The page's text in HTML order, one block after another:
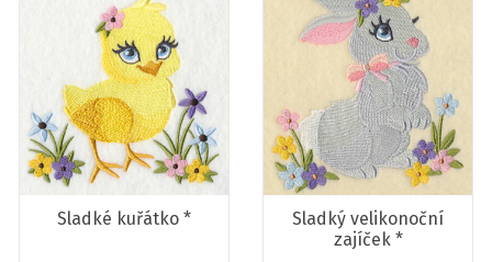
Sladké kuřátko *
Sladký velikonoční
zajíček *